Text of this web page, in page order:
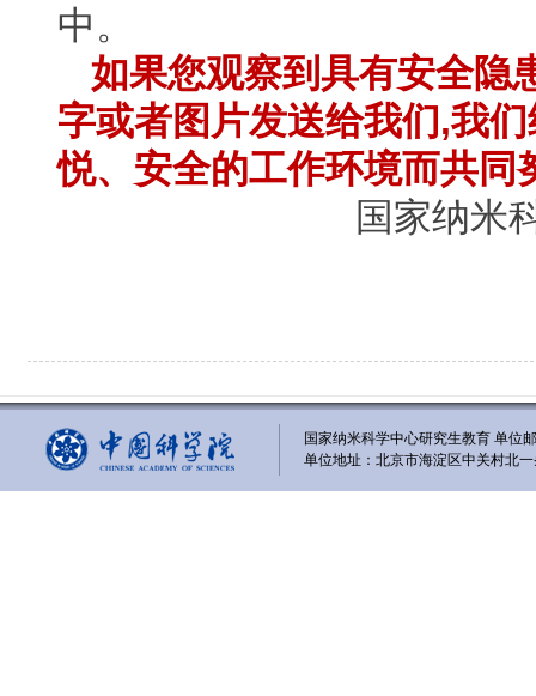
中。
如果您观察到具有安全隐
字或者图片发送给我们,我
悦、安全的工作环境而共同
国家纳米
国家纳米科学中心研究生教育 单位
单位地址：北京市海淀区中关村北